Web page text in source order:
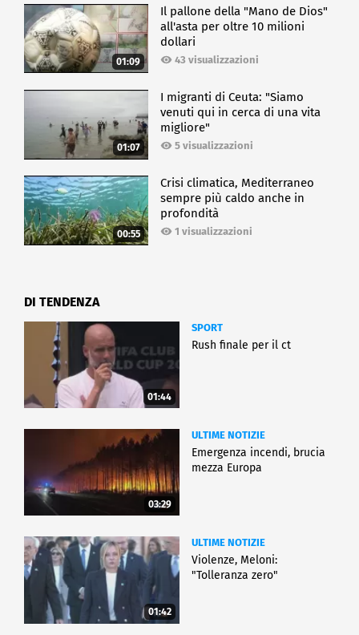
01:09
Il pallone della "Mano de Dios"
all'asta per oltre 10 milioni
dollari
43 visualizzazioni
01:07
I migranti di Ceuta: "Siamo
venuti qui in cerca di una vita
migliore"
5 visualizzazioni
00:55
Crisi climatica, Mediterraneo
sempre più caldo anche in
profondità
1 visualizzazioni
DI TENDENZA
01:44
SPORT
Rush finale per il ct
03:29
ULTIME NOTIZIE
Emergenza incendi, brucia
mezza Europa
01:42
ULTIME NOTIZIE
Violenze, Meloni:
"Tolleranza zero"